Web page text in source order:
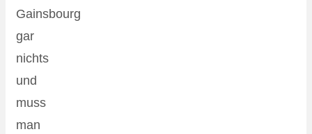
Gainsbourg
gar
nichts
und
muss
man